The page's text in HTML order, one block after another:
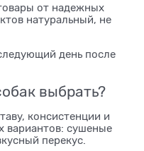
от надежных
натуральный, не
день после
выбрать?
консистенции и
вариантов: сушеные
перекус.